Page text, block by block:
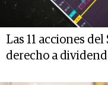
Las 11 acciones
derecho a